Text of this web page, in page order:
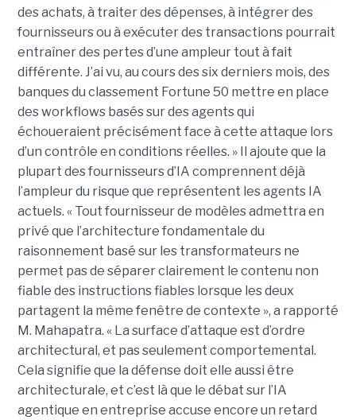
des achats, à traiter des dépenses, à intégrer des
fournisseurs ou à exécuter des transactions pourrait
entraîner des pertes d’une ampleur tout à fait
différente. J’ai vu, au cours des six derniers mois, des
banques du classement Fortune 50 mettre en place
des workflows basés sur des agents qui
échoueraient précisément face à cette attaque lors
d’un contrôle en conditions réelles. » Il ajoute que la
plupart des fournisseurs d’IA comprennent déjà
l’ampleur du risque que représentent les agents IA
actuels. « Tout fournisseur de modèles admettra en
privé que l’architecture fondamentale du
raisonnement basé sur les transformateurs ne
permet pas de séparer clairement le contenu non
fiable des instructions fiables lorsque les deux
partagent la même fenêtre de contexte », a rapporté
M. Mahapatra. « La surface d’attaque est d’ordre
architectural, et pas seulement comportemental.
Cela signifie que la défense doit elle aussi être
architecturale, et c’est là que le débat sur l’IA
agentique en entreprise accuse encore un retard